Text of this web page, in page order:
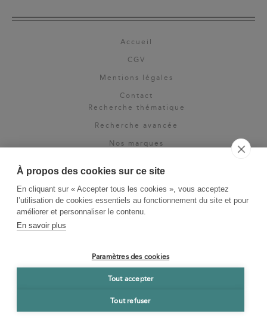
À propos des cookies sur ce site
En cliquant sur « Accepter tous les cookies », vous acceptez
l’utilisation de cookies essentiels au fonctionnement du site et pour
améliorer et personnaliser le contenu.
En savoir plus
Paramètres des cookies
Tout accepter
Tout refuser
Accueil
CGV
Mentions légales
Contact
Recherche thématique
Recherche avancée
Nos marques
Espace pro
Newsletter
La Vie des Classiques